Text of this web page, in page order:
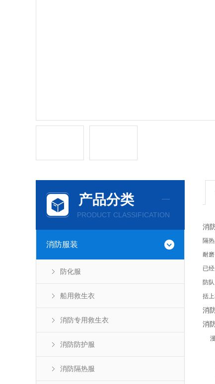
产品分类
PRODUCT CLASSIFICATION
消防服装
防化服
船用救生衣
消防专用救生衣
消防防护服
消防隔热服
消
隔
耐
已
防
括
消
消
漫
隔
隔
隔